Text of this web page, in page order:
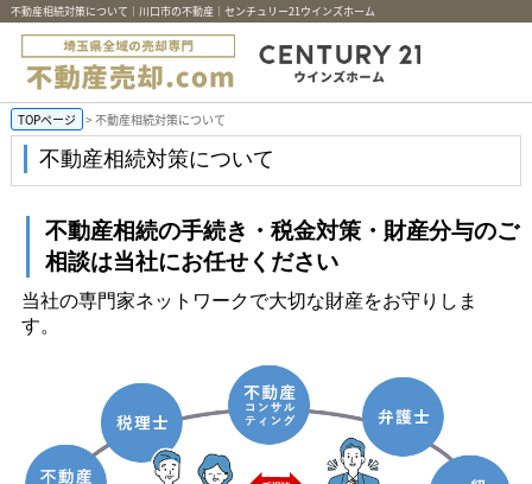
不動産相続対策について｜川口市の不動産｜センチュリー21ウインズホーム
TOPページ > 不動産相続対策について